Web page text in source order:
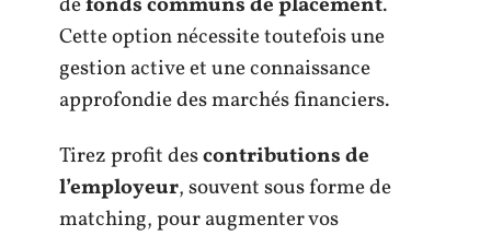
Cette option nécessite toutefois une
gestion active et une connaissance
approfondie des marchés financiers.
Tirez profit descontributions de
l’employeur, souvent sous forme de
matching, pour augmenter vos